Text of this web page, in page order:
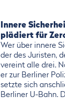
Innere
plädiert für
Wer über innere
der des Juristen,
vereint alle drei.
er zur Berliner
setzte sich
Berliner U-Bahn.